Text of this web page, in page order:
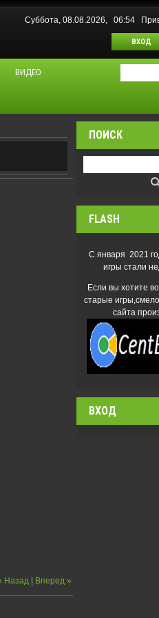
Суббота, 08.08.2026, 06:54
ВХОД
ВИДЕО
Назад Вперед »
ПОИСК
FLASH
С января 2021
игры стали
Если вы хотите
старые
сайта
ВХОД